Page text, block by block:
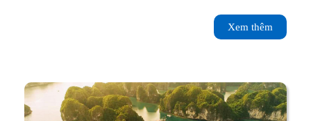
Long
1
Xem thêm
thêm